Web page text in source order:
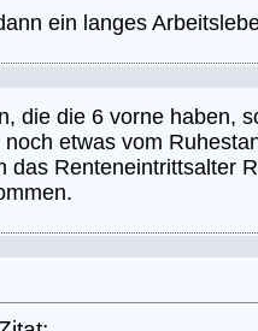
ein langes
die die 6 vorne haben,
etwas vom
das Renteneintrittsalter